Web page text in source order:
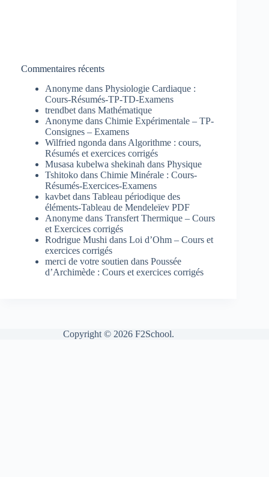
Commentaires récents
Anonyme dans Physiologie Cardiaque :
Cours-Résumés-TP-TD-Examens
trendbet dans Mathématique
Anonyme dans Chimie Expérimentale – TP-
Consignes – Examens
Wilfried ngonda dans Algorithme : cours,
Résumés et exercices corrigés
Musasa kubelwa shekinah dans Physique
Tshitoko dans Chimie Minérale : Cours-
Résumés-Exercices-Examens
kavbet dans Tableau périodique des
éléments-Tableau de Mendeleïev PDF
Anonyme dans Transfert Thermique – Cours
et Exercices corrigés
Rodrigue Mushi dans Loi d’Ohm – Cours et
exercices corrigés
merci de votre soutien dans Poussée
d’Archimède : Cours et exercices corrigés
Copyright © 2026 F2School.